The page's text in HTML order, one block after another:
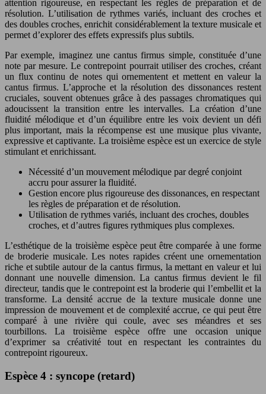
attention rigoureuse, en respectant les règles de préparation et de
résolution. L’utilisation de rythmes variés, incluant des croches et
des doubles croches, enrichit considérablement la texture musicale et
permet d’explorer des effets expressifs plus subtils.
Par exemple, imaginez une cantus firmus simple, constituée d’une
note par mesure. Le contrepoint pourrait utiliser des croches, créant
un flux continu de notes qui ornementent et mettent en valeur la
cantus firmus. L’approche et la résolution des dissonances restent
cruciales, souvent obtenues grâce à des passages chromatiques qui
adoucissent la transition entre les intervalles. La création d’une
fluidité mélodique et d’un équilibre entre les voix devient un défi
plus important, mais la récompense est une musique plus vivante,
expressive et captivante. La troisième espèce est un exercice de style
stimulant et enrichissant.
Nécessité d’un mouvement mélodique par degré conjoint
accru pour assurer la fluidité.
Gestion encore plus rigoureuse des dissonances, en respectant
les règles de préparation et de résolution.
Utilisation de rythmes variés, incluant des croches, doubles
croches, et d’autres figures rythmiques plus complexes.
L’esthétique de la troisième espèce peut être comparée à une forme
de broderie musicale. Les notes rapides créent une ornementation
riche et subtile autour de la cantus firmus, la mettant en valeur et lui
donnant une nouvelle dimension. La cantus firmus devient le fil
directeur, tandis que le contrepoint est la broderie qui l’embellit et la
transforme. La densité accrue de la texture musicale donne une
impression de mouvement et de complexité accrue, ce qui peut être
comparé à une rivière qui coule, avec ses méandres et ses
tourbillons. La troisième espèce offre une occasion unique
d’exprimer sa créativité tout en respectant les contraintes du
contrepoint rigoureux.
Espèce 4 : syncope (retard)